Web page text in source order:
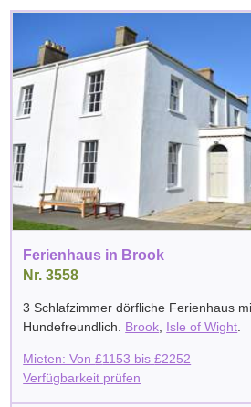
Ferienhaus in Brook
Nr. 3558
3 Schlafzimmer dörfliche Ferienhaus
Hundefreundlich. Brook, Isle of Wight.
Mieten: Von£1153 bis£2252
Verfügbarkeit prüfen